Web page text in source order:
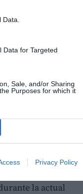
Data for Targeted
Sale, and/or Sharing
Purposes for which it
Privacy Policy
de
, ha señalado
rápida
la actual